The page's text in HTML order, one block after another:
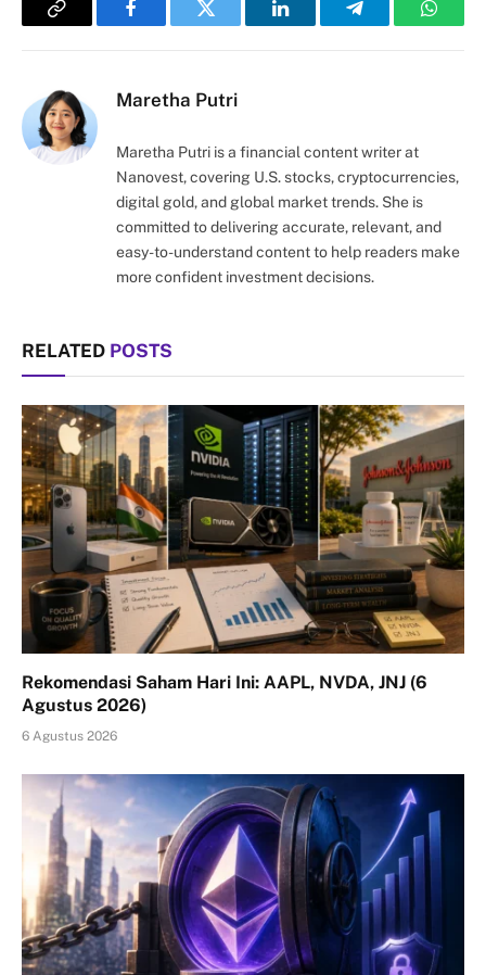
Copy
FacebookTwitter LinkedInTelegram
Maretha Putri
Maretha Putri is a financial content writer at
Nanovest, covering U.S. stocks, cryptocurrencies,
digital gold, and global market trends. She is
committed to delivering accurate, relevant, and
easy-to-understand content to help readers make
more confident investment decisions.
RELATED POSTS
Rekomendasi Saham Hari Ini: AAPL, NVDA, JNJ (6
Agustus 2026)
6 Agustus 2026